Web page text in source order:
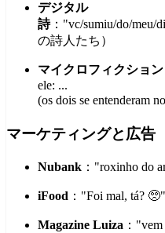
デジタル
詩："vc/sumiu/do/meu/
の詩人たち）
マイクロフィクション
ele: ...
(os dois se entenderam
マーケティングと広告
Nubank ："roxinho do
iFood ："Foi mal, tá?
Magazine Luiza ：